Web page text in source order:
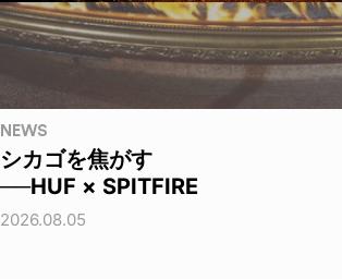
NEWS
シカゴを焦がす
──HUF × SPITFIRE
2026.08.05